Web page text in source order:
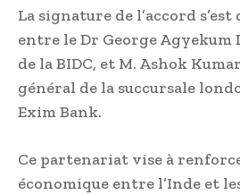
La signature de l’accord
entre le Dr George
de la BIDC, et M. Ashok
général de la succursale
Exim Bank.
Ce partenariat vise à
économique entre l’Inde et